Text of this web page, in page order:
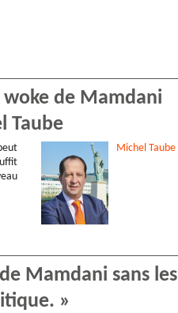
woke de Mamdani
Taube
Michel Taube
Mamdani sans les
»